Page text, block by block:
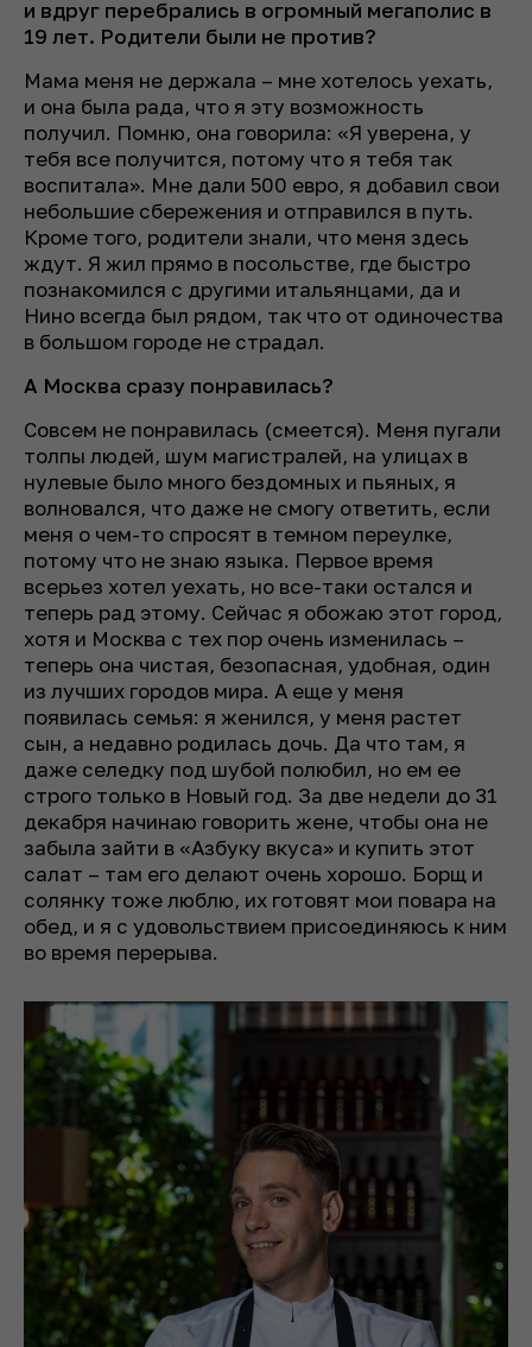
и вдруг перебрались в огромный мегаполис в
19 лет. Родители были не против?
Мама меня не держала – мне хотелось уехать,
и она была рада, что я эту возможность
получил. Помню, она говорила: «Я уверена, у
тебя все получится, потому что я тебя так
воспитала». Мне дали 500 евро, я добавил свои
небольшие сбережения и отправился в путь.
Кроме того, родители знали, что меня здесь
ждут. Я жил прямо в посольстве, где быстро
познакомился с другими итальянцами, да и
Нино всегда был рядом, так что от одиночества
в большом городе не страдал.
А Москва сразу понравилась?
Совсем не понравилась (смеется). Меня пугали
толпы людей, шум магистралей, на улицах в
нулевые было много бездомных и пьяных, я
волновался, что даже не смогу ответить, если
меня о чем-то спросят в темном переулке,
потому что не знаю языка. Первое время
всерьез хотел уехать, но все-таки остался и
теперь рад этому. Сейчас я обожаю этот город,
хотя и Москва с тех пор очень изменилась –
теперь она чистая, безопасная, удобная, один
из лучших городов мира. А еще у меня
появилась семья: я женился, у меня растет
сын, а недавно родилась дочь. Да что там, я
даже селедку под шубой полюбил, но ем ее
строго только в Новый год. За две недели до 31
декабря начинаю говорить жене, чтобы она не
забыла зайти в «Азбуку вкуса» и купить этот
салат – там его делают очень хорошо. Борщ и
солянку тоже люблю, их готовят мои повара на
обед, и я с удовольствием присоединяюсь к ним
во время перерыва.